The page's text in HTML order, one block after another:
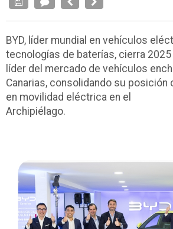
BYD, líder mundial en vehículos
tecnologías de baterías, cierra
líder del mercado de vehículos
Canarias, consolidando su posición
en movilidad eléctrica en el
Archipiélago.